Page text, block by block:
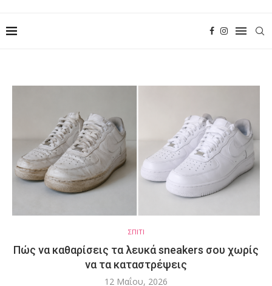
ΣΠΙΤΙ
Πώς να καθαρίσεις τα λευκά sneakers σου χωρίς
να τα καταστρέψεις
12 Μαΐου, 2026